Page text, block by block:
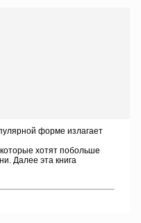
форме излагает
хотят побольше
Далее эта книга